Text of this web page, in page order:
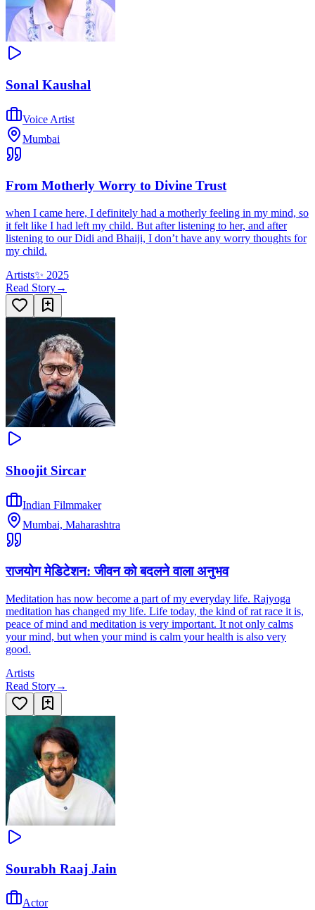
Sonal Kaushal
Voice Artist
Mumbai
From Motherly Worry to Divine Trust
when I came here, I definitely had a motherly feeling in my mind, so
it felt like I had left my child. But after listening to her, and after
listening to our Didi and Bhaiji, I don’t have any worry thoughts for
my child.
Artists✨ 2025
Read Story→
Shoojit Sircar
Indian Filmmaker
Mumbai, Maharashtra
राजयोग मेडिटेशन: जीवन को बदलने वाला अनुभव
Meditation has now become a part of my everyday life. Rajyoga
meditation has changed my life. Life today, the kind of rat race it is,
peace of mind and meditation is very important. It not only calms
your mind, but when your mind is calm your health is also very
good.
Artists
Read Story→
Sourabh Raaj Jain
Actor